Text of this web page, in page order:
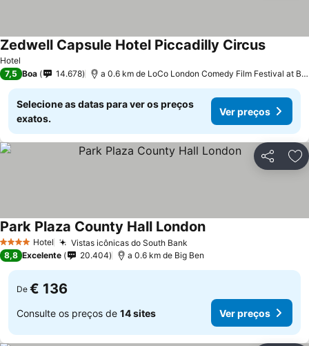
Hotel
Zedwell Capsule Hotel Piccadilly CircusVer
7,5 Boa 14.678 a 0.6 km de LoCo London Comedy Film Festival at
Selecione as datas para ver os preços
exatos.
Ver preços
Partilhar
4 EstrelasHotel Vistas icônicas do South Bank
Park Plaza County Hall LondonVer preços
8,8 Excelente 20.404 a 0.6 km de Big Ben
De € 136
Consulte os preços de 14 sites Ver preços